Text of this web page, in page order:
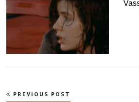
Navegação
PREVIOUS POST